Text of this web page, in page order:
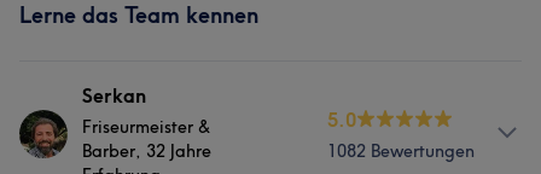
Lerne das Team kennen
Serkan
Friseurmeister &
Barber, 32 Jahre
5.0
1082 Bewertungen